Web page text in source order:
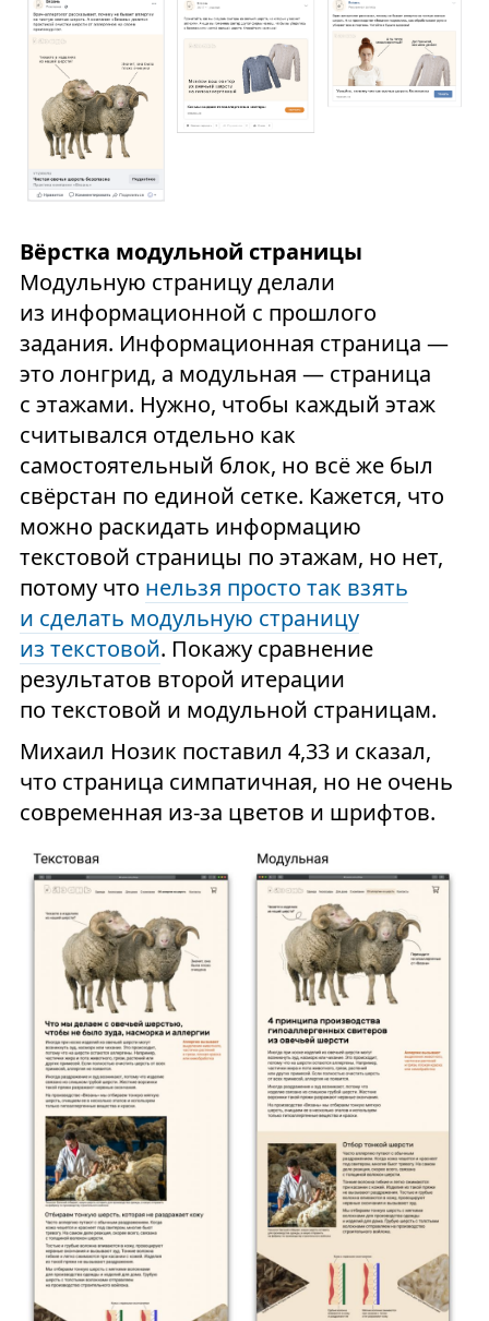
Вёрстка модульной страницы
Модульную страницу делали
из информационной с прошлого
задания. Информационная страница —
это лонгрид, а модульная — страница
с этажами. Нужно, чтобы каждый этаж
считывался отдельно как
самостоятельный блок, но всё же был
свёрстан по единой сетке. Кажется, что
можно раскидать информацию
текстовой страницы по этажам, но нет,
потому что нельзя просто так взять
и сделать модульную страницу
из текстовой. Покажу сравнение
результатов второй итерации
по текстовой и модульной страницам.
Михаил Нозик поставил 4,33 и сказал,
что страница симпатичная, но не очень
современная из-за цветов и шрифтов.